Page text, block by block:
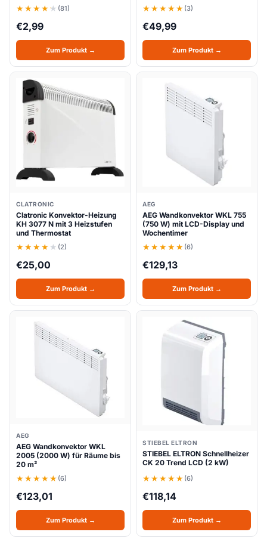
(81)
€2,99
Zum Produkt →
(3)
€49,99
Zum Produkt →
CLATRONIC
Clatronic Konvektor-Heizung
KH 3077 N mit 3 Heizstufen
und Thermostat
(2)
€25,00
Zum Produkt →
AEG
AEG Wandkonvektor WKL 755
(750 W) mit LCD-Display und
Wochentimer
(6)
€129,13
Zum Produkt →
AEG
AEG Wandkonvektor WKL
2005 (2000 W) für Räume bis
20 m²
(6)
€123,01
Zum Produkt →
STIEBEL ELTRON
STIEBEL ELTRON Schnellheizer
CK 20 Trend LCD (2 kW)
(6)
€118,14
Zum Produkt →